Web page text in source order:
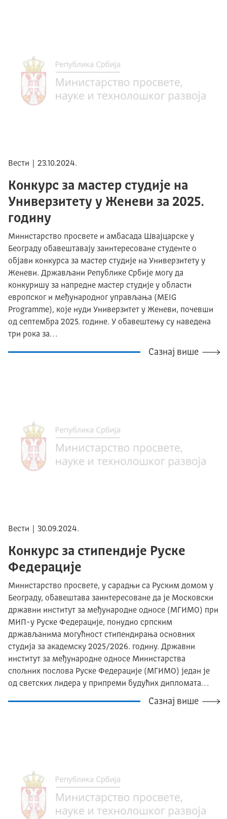
Вести | 23.10.2024.
Конкурс за мастер студије на
Универзитету у Женеви за 2025.
годину
Министарство просвете и амбасада Швајцарске у
Београду обавештавају заинтересоване студенте о
објави конкурса за мастер студије на Универзитету у
Женеви. Држављани Републике Србије могу да
конкуришу за напредне мастер студије у области
европског и међународног управљања (MEIG
Programme), које нуди Универзитет у Женеви, почевши
од септембра 2025. године. У обавештењу су наведена
три рока за…
Сазнај више
Вести | 30.09.2024.
Конкурс за стипендије Руске
Федерације
Министарство просвете, у сарадњи са Руским домом у
Београду, обавештава заинтересоване да је Московски
државни институт за међународне односе (МГИМО) при
МИП-у Руске Федерације, понудио српским
држављанима могућност стипендирања основних
студија за академску 2025/2026. годину. Државни
институт за међународне односе Министарства
спољних послова Руске Федерације (МГИМО) један је
од светских лидера у припреми будућих дипломата…
Сазнај више